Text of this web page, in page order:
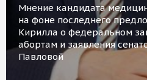
Мнение кандидата
на фоне последнего
Кирилла о федеральном
абортам и заявления
Павловой